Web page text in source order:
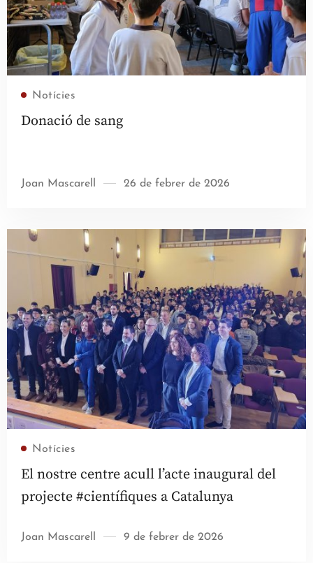
Notícies
Donació de sang
Joan Mascarell 26 de febrer de 2026
Notícies
El nostre centre acull l’acte inaugural del
projecte #científiques a Catalunya
Joan Mascarell 9 de febrer de 2026